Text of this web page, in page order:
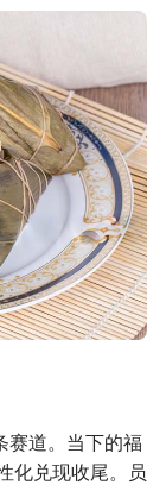
赛道。当下的福
化兑现收尾。员